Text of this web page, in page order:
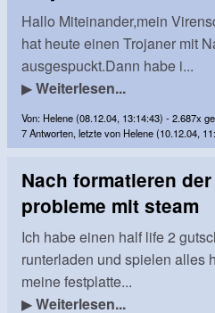
Hallo Miteinander,mein
hat heute einen Trojaner mit
ausgespuckt.Dann habe i...
▶Weiterlesen...
Von: Helene (08.12.04, 13:14:43) - 2.687x
7 Antworten, letzte von Helene (10.12.04,
Nach formatieren
probleme mit steam
Ich habe einen half life 2
runterladen und spielen alles
meine festplatte...
▶Weiterlesen...